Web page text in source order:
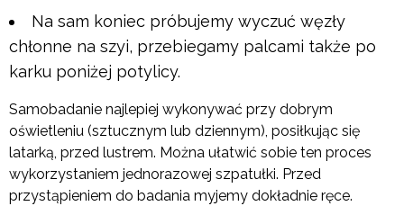
Na sam koniec próbujemy wyczuć węzły
chłonne na szyi, przebiegamy palcami także po
karku poniżej potylicy.
Samobadanie najlepiej wykonywać przy dobrym
oświetleniu (sztucznym lub dziennym), posiłkując się
latarką, przed lustrem. Można ułatwić sobie ten proces
wykorzystaniem jednorazowej szpatułki. Przed
przystąpieniem do badania myjemy dokładnie ręce.